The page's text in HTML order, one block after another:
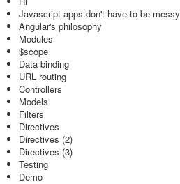
Javascript apps don't have to be messy
Angular's philosophy
Modules
$scope
Data binding
URL routing
Controllers
Models
Filters
Directives
Directives (2)
Directives (3)
Testing
Demo